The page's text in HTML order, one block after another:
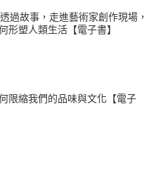
過故事，走進藝術家創作現場，
形塑人類生活【電子書】
限縮我們的品味與文化【電子